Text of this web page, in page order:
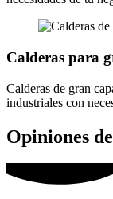
Calderas para
Calderas de gran
industriales con
Opiniones